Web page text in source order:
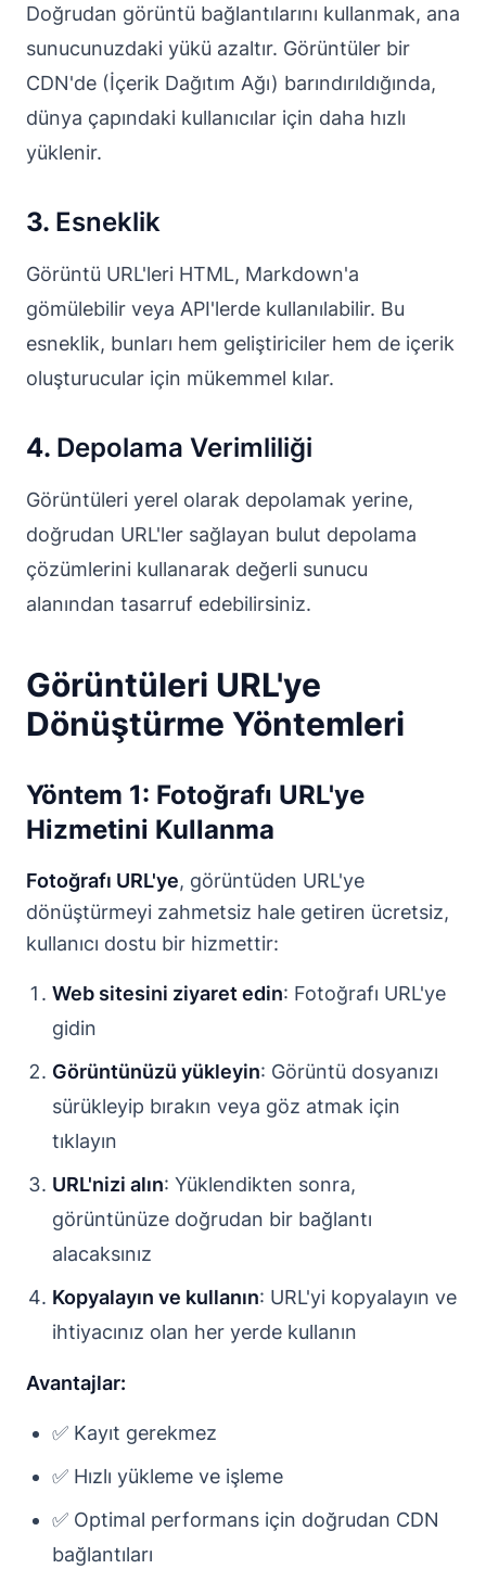
Doğrudan görüntü bağlantılarını kullanmak, ana
sunucunuzdaki yükü azaltır. Görüntüler bir
CDN'de (İçerik Dağıtım Ağı) barındırıldığında,
dünya çapındaki kullanıcılar için daha hızlı
yüklenir.
3. Esneklik
Görüntü URL'leri HTML, Markdown'a
gömülebilir veya API'lerde kullanılabilir. Bu
esneklik, bunları hem geliştiriciler hem de içerik
oluşturucular için mükemmel kılar.
4. Depolama Verimliliği
Görüntüleri yerel olarak depolamak yerine,
doğrudan URL'ler sağlayan bulut depolama
çözümlerini kullanarak değerli sunucu
alanından tasarruf edebilirsiniz.
Görüntüleri URL'ye
Dönüştürme Yöntemleri
Yöntem 1: Fotoğrafı URL'ye
Hizmetini Kullanma
Fotoğrafı URL'ye, görüntüden URL'ye
dönüştürmeyi zahmetsiz hale getiren ücretsiz,
kullanıcı dostu bir hizmettir:
Web sitesini ziyaret edin: Fotoğrafı URL'ye
gidin
Görüntünüzü yükleyin: Görüntü dosyanızı
sürükleyip bırakın veya göz atmak için
tıklayın
URL'nizi alın: Yüklendikten sonra,
görüntünüze doğrudan bir bağlantı
alacaksınız
Kopyalayın ve kullanın: URL'yi kopyalayın ve
ihtiyacınız olan her yerde kullanın
Avantajlar:
✅ Kayıt gerekmez
✅ Hızlı yükleme ve işleme
✅ Optimal performans için doğrudan CDN
bağlantıları